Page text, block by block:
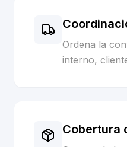
Ordena la
interno,
Cobertura